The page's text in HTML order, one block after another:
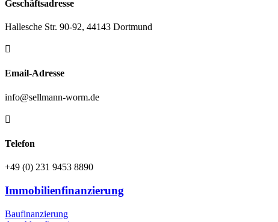
Geschäftsadresse
Hallesche Str. 90-92, 44143 Dortmund

Email-Adresse
info@sellmann-worm.de

Telefon
+49 (0) 231 9453 8890
Immobilienfinanzierung
Baufinanzierung